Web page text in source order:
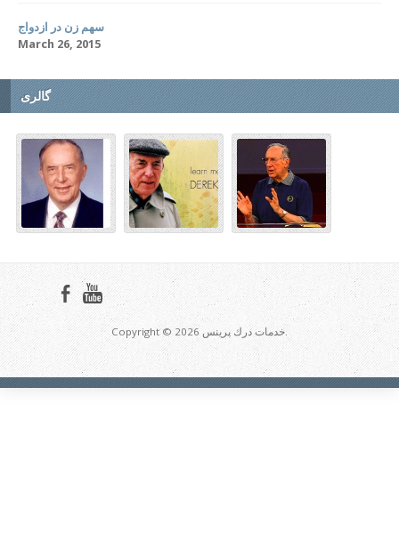
سهم زن در ازدواج
March 26, 2015
گالری
Copyright © 2026 خدمات درك پرينس.